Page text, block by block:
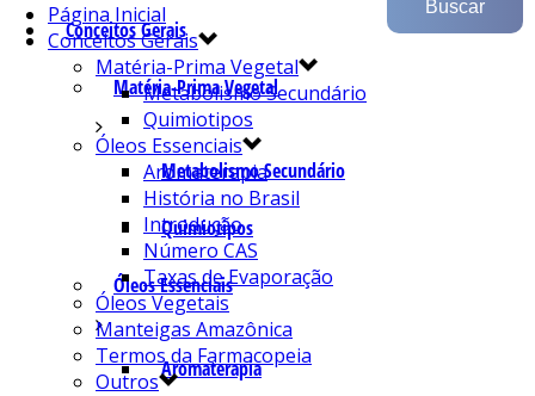
Conceitos Gerais
Matéria-Prima Vegetal
Metabolismo Secundário
Quimiotipos
Óleos Essenciais
Aromaterapia
Página Inicial
Conceitos Gerais
Matéria-Prima Vegetal
Metabolismo Secundário
Quimiotipos
Óleos Essenciais
Aromaterapia
História no Brasil
Introdução
Número CAS
Taxas de Evaporação
Óleos Vegetais
Manteigas Amazônica
Termos da Farmacopeia
Outros